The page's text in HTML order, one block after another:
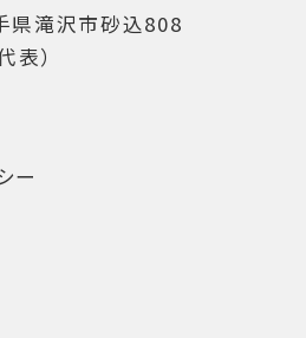
滝沢市砂込808
表）
ー